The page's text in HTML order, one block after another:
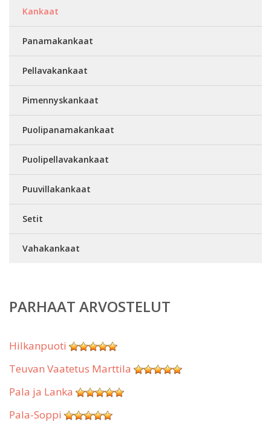
Kankaat
Panamakankaat
Pellavakankaat
Pimennyskankaat
Puolipanamakankaat
Puolipellavakankaat
Puuvillakankaat
Setit
Vahakankaat
PARHAAT ARVOSTELUT
Hilkanpuoti
Teuvan Vaatetus Marttila
Pala ja Lanka
Pala-Soppi